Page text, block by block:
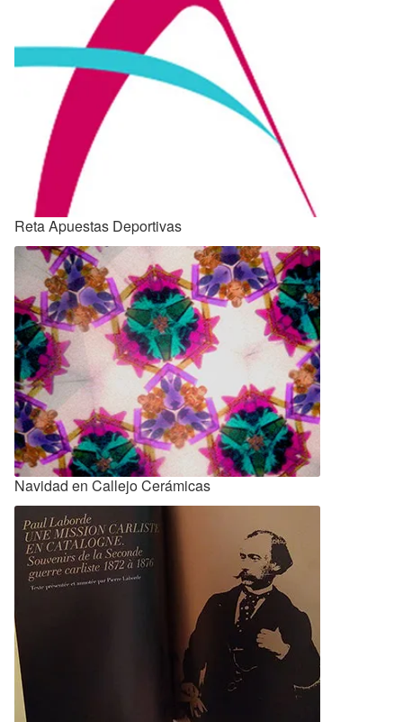
Reta Apuestas Deportivas
Navidad en Callejo Cerámicas